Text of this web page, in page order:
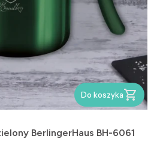
Do koszyka
BerlingerHaus BH-6061